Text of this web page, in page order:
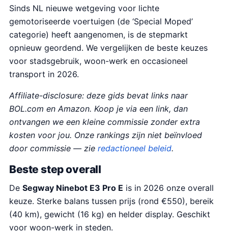
Sinds NL nieuwe wetgeving voor lichte
gemotoriseerde voertuigen (de ‘Special Moped’
categorie) heeft aangenomen, is de stepmarkt
opnieuw geordend. We vergelijken de beste keuzes
voor stadsgebruik, woon-werk en occasioneel
transport in 2026.
Affiliate-disclosure: deze gids bevat links naar
BOL.com en Amazon. Koop je via een link, dan
ontvangen we een kleine commissie zonder extra
kosten voor jou. Onze rankings zijn niet beïnvloed
door commissie — zie redactioneel beleid.
Beste step overall
De Segway Ninebot E3 Pro E is in 2026 onze overall
keuze. Sterke balans tussen prijs (rond €550), bereik
(40 km), gewicht (16 kg) en helder display. Geschikt
voor woon-werk in steden.